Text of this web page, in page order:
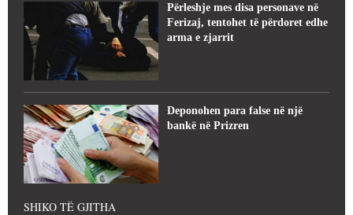
Përleshje mes disa personave në
Ferizaj, tentohet të përdoret edhe
arma e zjarrit
Deponohen para false në një
bankë në Prizren
SHIKO TË GJITHA